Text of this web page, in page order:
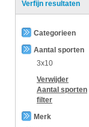
Verfijn resultaten
Categorieen
Aantal sporten
3x10
Verwijder
Aantal sporten
filter
Merk